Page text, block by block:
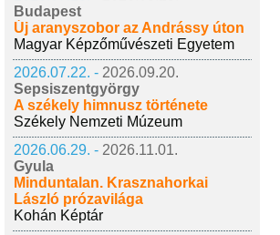
Budapest
Új aranyszobor az Andrássy úton
Magyar Képzőművészeti Egyetem
2026.07.22. - 2026.09.20.
Sepsiszentgyörgy
A székely himnusz története
Székely Nemzeti Múzeum
2026.06.29. - 2026.11.01.
Gyula
Minduntalan. Krasznahorkai
László prózavilága
Kohán Képtár